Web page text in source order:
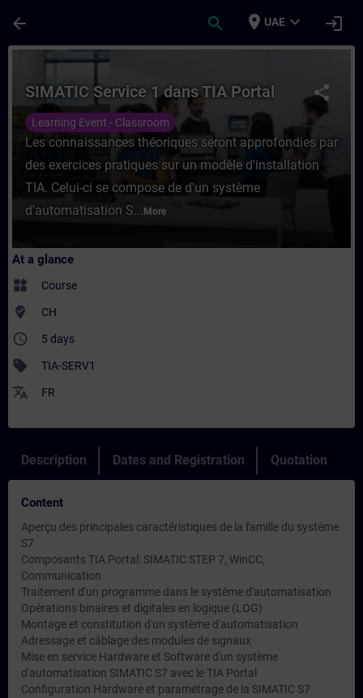
arrow_back search place UAE expand_more login
Course - SIMATIC Service 1 dans TIA
share
SIMATIC Service 1 dans TIA Portal
Learning Event - Classroom
Les connaissances théoriques seront approfondies par
des exercices pratiques sur un modèle d'installation
TIA. Celui-ci se compose de d'un système
d'automatisation S... More
At a glance
widgets Course
where_to_vote CH
access_time 5 days
sell TIA-SERV1
translate FR
Description Dates and Registration Quotation
Content
Aperçu des principales caractéristiques de la famille du système
S7
Composants TIA Portal: SIMATIC STEP 7, WinCC,
Communication
Traitement d'un programme dans le système d'automatisation
Opérations binaires et digitales en logique (LOG)
Montage et constitution d'un système d'automatisation
Adressage et câblage des modules de signaux
Mise en service Hardware et Software d'un système
d'automatisation SIMATIC S7 avec le TIA Portal
Configuration Hardware et paramétrage de la SIMATIC S7